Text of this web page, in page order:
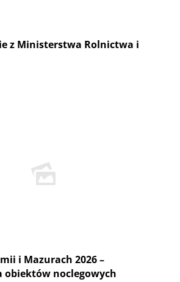
z Ministerstwa Rolnictwa i
i Mazurach 2026 –
obiektów noclegowych